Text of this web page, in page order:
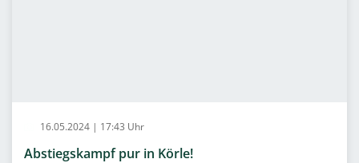
16.05.2024 | 17:43 Uhr
Abstiegskampf pur in Körle!